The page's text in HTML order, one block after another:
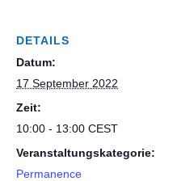
DETAILS
Datum:
17 September 2022
Zeit:
10:00 - 13:00 CEST
Veranstaltungskategorie:
Permanence